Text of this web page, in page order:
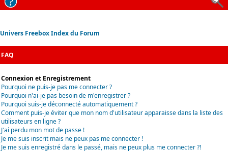
Univers Freebox Index du Forum
FAQ
Connexion et Enregistrement
Pourquoi ne puis-je pas me connecter ?
Pourquoi n'ai-je pas besoin de m'enregistrer ?
Pourquoi suis-je déconnecté automatiquement ?
Comment puis-je éviter que mon nom d'utilisateur apparaisse dans la liste des
utilisateurs en ligne ?
J'ai perdu mon mot de passe !
Je me suis inscrit mais ne peux pas me connecter !
Je me suis enregistré dans le passé, mais ne peux plus me connecter ?!